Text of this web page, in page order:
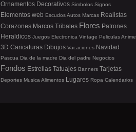
Ornamentos Decorativos Simbolos Signos
Elementos web EscudosAutos Marcas Realistas
Corazones Marcos Tribales Flores Patrones
Heraldicos Juegos Electronica Vintage PeliculasAnime
3D Caricaturas Dibujos Vacaciones Navidad
Pascua Dia de la madre Dia del padre Negocios
Fondos Estrellas Tatuajes Banners Tarjetas
Deportes Musica Alimentos Lugares Ropa Calendarios